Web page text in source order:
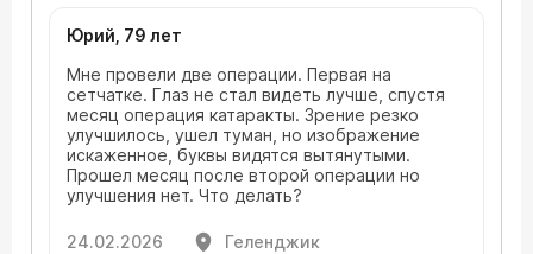
прямо перед собой — без каких-либо очков.
исключает риск развития катаракты в
будущем.
Приходите ко мне на прием, проведем вам
диагностику и предложим наиболее
безопасное и комфортное решение.
Юрий, 79 лет
Мне провели две операции. Первая на
сетчатке. Глаз не стал видеть лучше, спустя
месяц операция катаракты. Зрение резко
улучшилось, ушел туман, но изображение
искаженное, буквы видятся вытянутыми.
Прошел месяц после второй операции но
улучшения нет. Что делать?
24.02.2026 Геленджик